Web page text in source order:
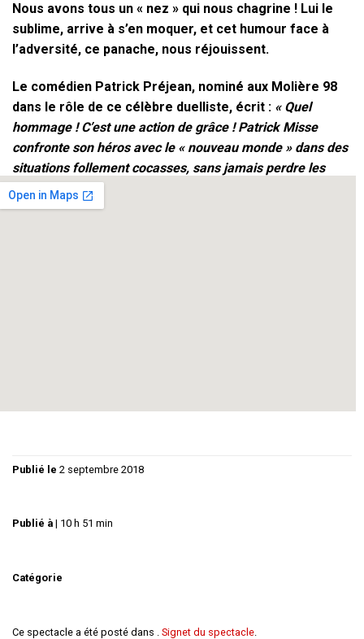
Nous avons tous un « nez » qui nous chagrine ! Lui le
sublime, arrive à s’en moquer, et cet humour face à
l’adversité, ce panache, nous réjouissent.
Le comédien Patrick Préjean, nominé aux Molière 98
dans le rôle de ce célèbre duelliste, écrit : « Quel
hommage ! C’est une action de grâce ! Patrick Misse
confronte son héros avec le « nouveau monde » dans des
situations follement cocasses, sans jamais perdre les
étoiles poétiques, devenues cosmiques, qui seront les
accompagnatrices de cet aller-retour prodigieux… La
Publié le 2 septembre 2018
Publié à | 10 h 51 min
Catégorie
Ce spectacle a été posté dans . Signet du spectacle